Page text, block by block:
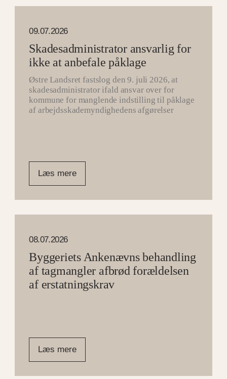
09.07.2026
Skadesadministrator ansvarlig for
ikke at anbefale påklage
Østre Landsret fastslog den 9. juli 2026, at
skadesadministrator ifald ansvar over for
kommune for manglende indstilling til påklage
af arbejdsskademyndighedens afgørelser
Læs mere
08.07.2026
Byggeriets Ankenævns behandling
af tagmangler afbrød forældelsen
af erstatningskrav
Læs mere